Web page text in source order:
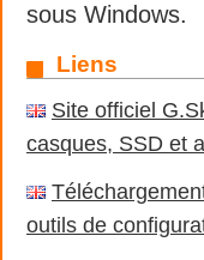
sous Windows.
Liens
Site officiel
casques, SSD et
outils de